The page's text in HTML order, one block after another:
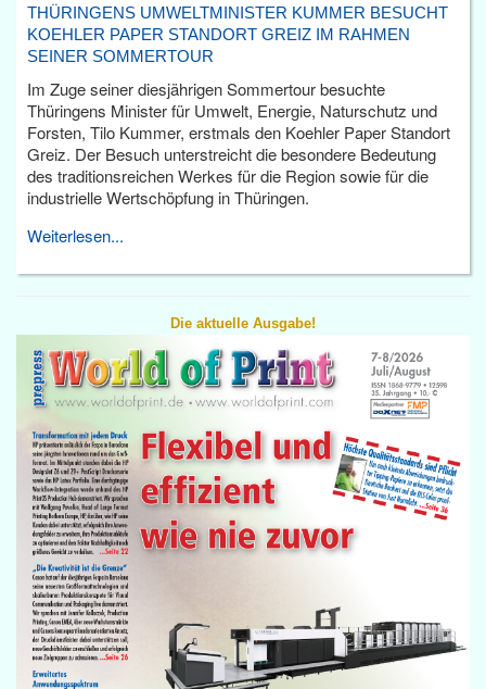
THÜRINGENS UMWELTMINISTER KUMMER BESUCHT
KOEHLER PAPER STANDORT GREIZ IM RAHMEN
SEINER SOMMERTOUR
Im Zuge seiner diesjährigen Sommertour besuchte
Thüringens Minister für Umwelt, Energie, Naturschutz und
Forsten, Tilo Kummer, erstmals den Koehler Paper Standort
Greiz. Der Besuch unterstreicht die besondere Bedeutung
des traditionsreichen Werkes für die Region sowie für die
industrielle Wertschöpfung in Thüringen.
Weiterlesen...
Die aktuelle Ausgabe!